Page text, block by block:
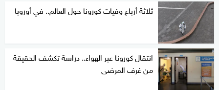
ثلاثة أرباع وفيات كورونا حول العالم.. في أوروبا
انتقال كورونا عبر الهواء.. دراسة تكشف الحقيقة
من غرف المرضى